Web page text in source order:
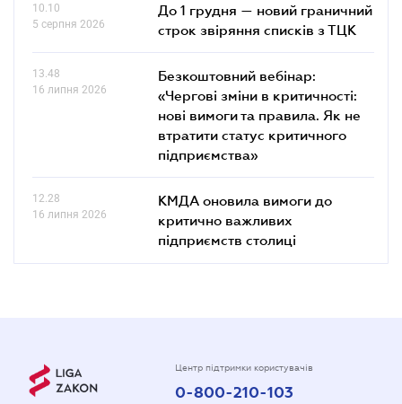
10.10
5 серпня 2026
До 1 грудня — новий граничний
строк звіряння списків з ТЦК
13.48
16 липня 2026
Безкоштовний вебінар:
«Чергові зміни в критичності:
нові вимоги та правила. Як не
втратити статус критичного
підприємства»
12.28
16 липня 2026
КМДА оновила вимоги до
критично важливих
підприємств столиці
Центр підтримки користувачів
0-800-210-103